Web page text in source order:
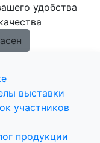
удобства
выставки
участников
продукции